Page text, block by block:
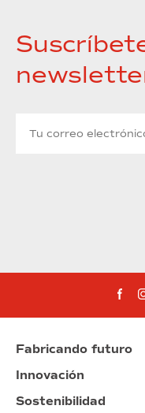
Fabricando futuro
Innovación
Sostenibilidad